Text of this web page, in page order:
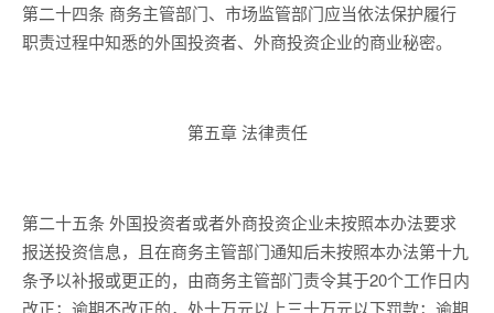
第二十四条 商务主管部门、市场监管部门应当依法保护履行
职责过程中知悉的外国投资者、外商投资企业的商业秘密。
第五章 法律责任
第二十五条 外国投资者或者外商投资企业未按照本办法要求
报送投资信息，且在商务主管部门通知后未按照本办法第十九
条予以补报或更正的，由商务主管部门责令其于20个工作日内
改正；逾期不改正的，处十万元以上三十万元以下罚款；逾期